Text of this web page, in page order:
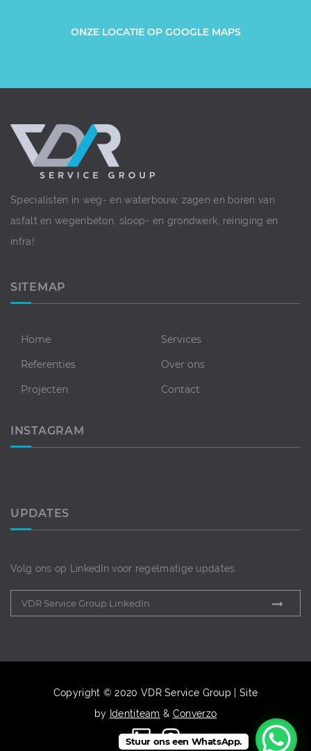
ONZE LOCATIE OP GOOGLE MAPS
Specialisten in weg- en waterbouw, zagen en boren van
asfalt en wegenbeton, sloop- en grondwerk, reiniging en
infra!
SITEMAP
Home
Services
Referenties
Over ons
Projecten
Contact
INSTAGRAM
UPDATES
Volg ons op LinkedIn voor regelmatige updates.
VDR Service Group LinkedIn
Copyright © 2020 VDR Service Group | Site
by Identiteam & Converzo
Stuur ons een WhatsApp.